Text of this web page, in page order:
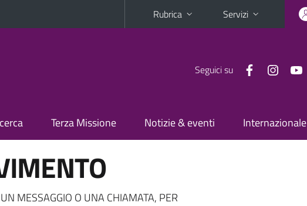
Rubrica Servizi
Seguici su
Terza Missione Notizie & eventi Internazionale
MESSAGGIO O UNA CHIAMATA, PER